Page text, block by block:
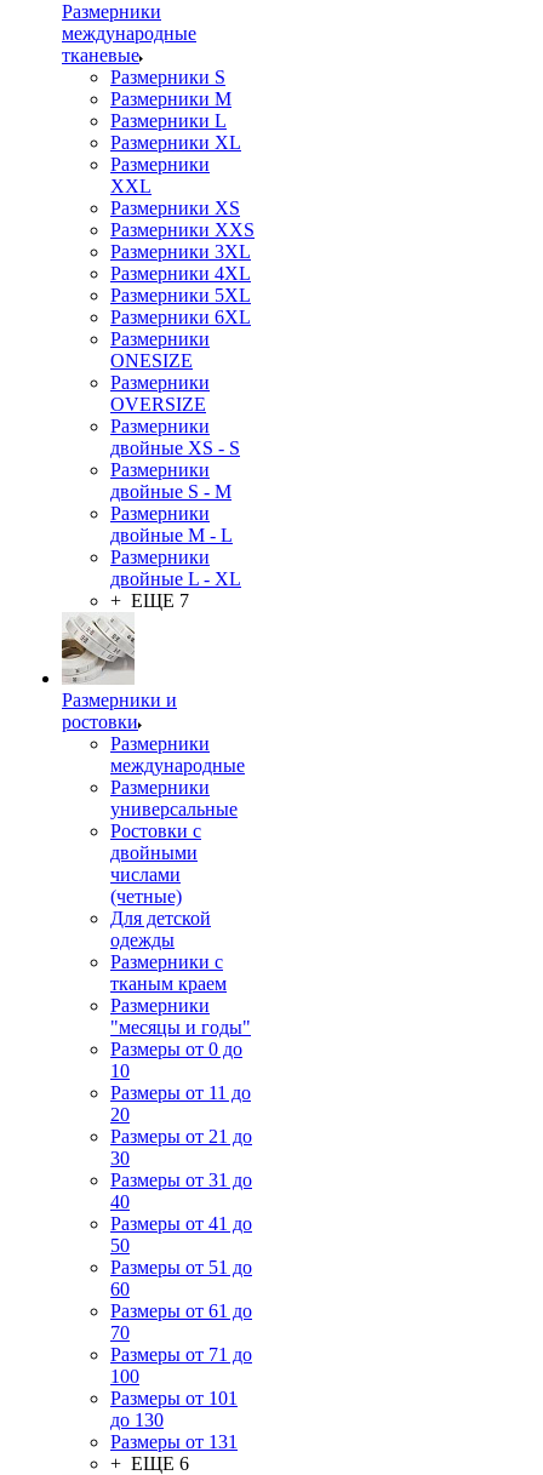
Размерники
международные
тканевые
Размерники S
Размерники M
Размерники L
Размерники XL
Размерники
XXL
Размерники XS
Размерники XXS
Размерники 3XL
Размерники 4XL
Размерники 5XL
Размерники 6XL
Размерники
ONESIZE
Размерники
OVERSIZE
Размерники
двойные XS - S
Размерники
двойные S - M
Размерники
двойные M - L
Размерники
двойные L - XL
+ ЕЩЕ 7
Размерники и
ростовки
Размерники
международные
Размерники
универсальные
Ростовки с
двойными
числами
(четные)
Для детской
одежды
Размерники с
тканым краем
Размерники
"месяцы и годы"
Размеры от 0 до
10
Размеры от 11 до
20
Размеры от 21 до
30
Размеры от 31 до
40
Размеры от 41 до
50
Размеры от 51 до
60
Размеры от 61 до
70
Размеры от 71 до
100
Размеры от 101
до 130
Размеры от 131
+ ЕЩЕ 6